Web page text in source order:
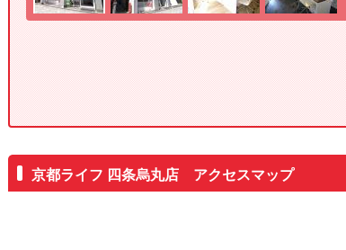
京都ライフ 四条烏丸店 アクセスマップ